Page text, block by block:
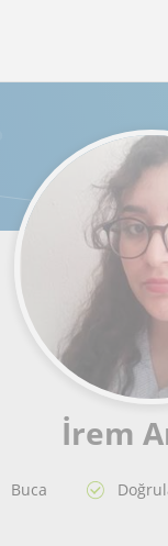
İrem
Buca